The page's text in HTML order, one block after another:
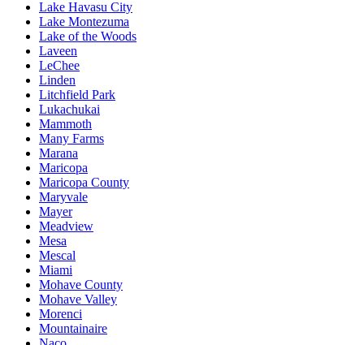
Lake Havasu City
Lake Montezuma
Lake of the Woods
Laveen
LeChee
Linden
Litchfield Park
Lukachukai
Mammoth
Many Farms
Marana
Maricopa
Maricopa County
Maryvale
Mayer
Meadview
Mesa
Mescal
Miami
Mohave County
Mohave Valley
Morenci
Mountainaire